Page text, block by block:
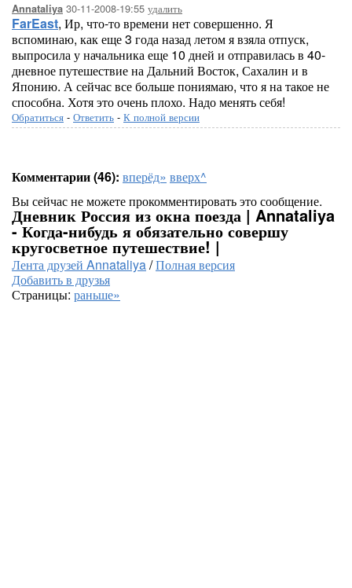
Annataliya 30-11-2008-19:55 удалить
FarEast, Ир, что-то времени нет совершенно. Я
вспоминаю, как еще 3 года назад летом я взяла отпуск,
выпросила у начальника еще 10 дней и отправилась в 40-
дневное путешествие на Дальний Восток, Сахалин и в
Японию. А сейчас все больше пониямаю, что я на такое не
способна. Хотя это очень плохо. Надо менять себя!
Обратиться - Ответить - К полной версии
Комментарии (46): вперёд» вверх^
Вы сейчас не можете прокомментировать это сообщение.
Дневник Россия из окна поезда | Annataliya
- Когда-нибудь я обязательно совершу
кругосветное путешествие! |
Лента друзей Annataliya/Полная версия
Добавить в друзья
Страницы: раньше»